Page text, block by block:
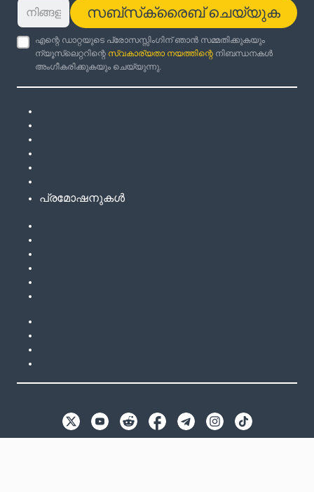
സബ്‌സ്‌ക്രൈബ് ചെയ്യുക
എന്റെ ഡാറ്റയുടെ പ്രോസസ്സിംഗിന് ഞാൻ സമ്മതിക്കുകയും
ന്യൂസ്‌ലെറ്ററിന്റെ സ്വകാര്യതാ നയത്തിന്റെ നിബന്ധനകൾ
അംഗീകരിക്കുകയും ചെയ്യുന്നു.
പ്രമോഷനുകൾ